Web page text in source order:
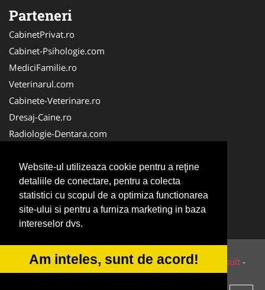
Website-ul utilizeaza cookie pentru a reţine
detaliile de conectare, pentru a colecta
statistici cu scopul de a optimiza functionarea
site-ului si pentru a furniza marketing in baza
intereselor dvs.
Am inteles, sunt de acord!
Parteneri
CabinetPrivat.ro
Cabinet-Psihologie.com
MediciFamilie.ro
Veterinarul.com
Cabinete-Veterinare.ro
Dresaj-Caine.ro
Radiologie-Dentara.com
Cabinet-Individual.ro
Medic-Bun.com
Oftalmologul.ro
Stomatologul.com
© 2014-2026 Powered byVilonMedia&Tokaido Consult -
ANPC SOL